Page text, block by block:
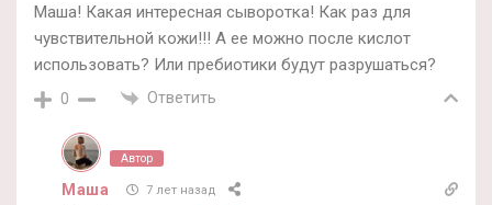
Маша! Какая интересная сыворотка! Как раз для
чувствительной кожи!!! А ее можно после кислот
использовать? Или пребиотики будут разрушаться?
0 Ответить
Автор
Маша 7 лет назад